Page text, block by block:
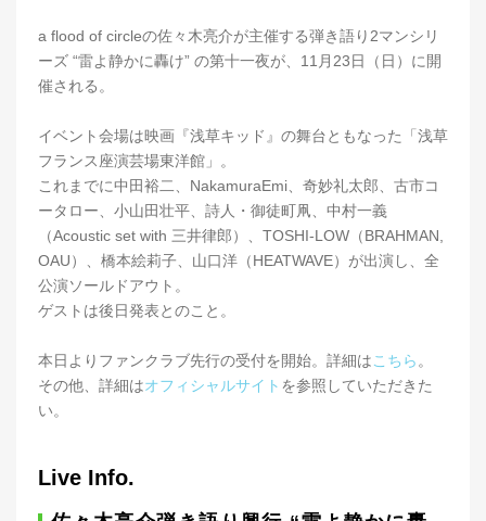
a flood of circleの佐々木亮介が主催する弾き語り2マンシリ
ーズ “雷よ静かに轟け” の第十一夜が、11月23日（日）に開
催される。
イベント会場は映画『浅草キッド』の舞台ともなった「浅草
フランス座演芸場東洋館」。
これまでに中田裕二、NakamuraEmi、奇妙礼太郎、古市コ
ータロー、小山田壮平、詩人・御徒町凧、中村一義
（Acoustic set with 三井律郎）、TOSHI-LOW（BRAHMAN,
OAU）、橋本絵莉子、山口洋（HEATWAVE）が出演し、全
公演ソールドアウト。
ゲストは後日発表とのこと。
本日よりファンクラブ先行の受付を開始。詳細はこちら 。
その他、詳細はオフィシャルサイト を参照していただきた
い。
Live Info.